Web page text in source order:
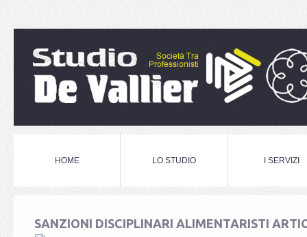
HOME LO STUDIO I SERVIZI
SANZIONI DISCIPLINARI ALIMENTARISTI